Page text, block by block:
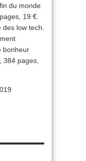
du monde
19 €.
des low tech.
bonheur
384 pages,